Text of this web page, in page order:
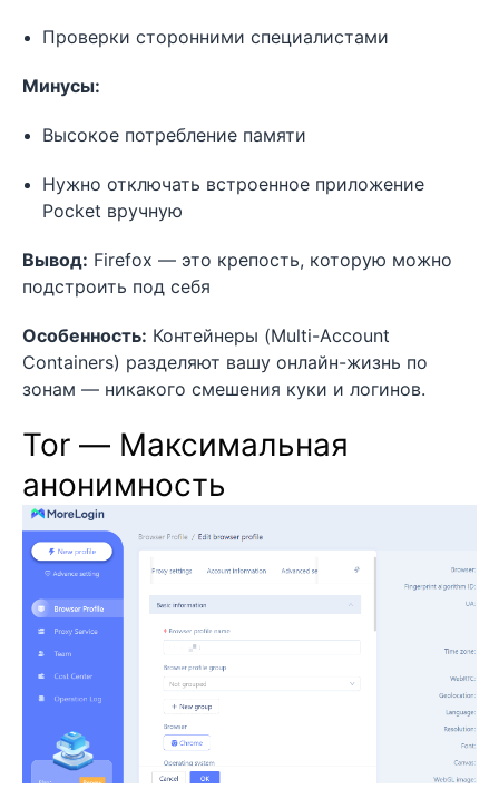
Проверки сторонними специалистами
Минусы:
Высокое потребление памяти
Нужно отключать встроенное приложение
Pocket вручную
Вывод: Firefox — это крепость, которую можно
подстроить под себя
Особенность: Контейнеры (Multi-Account
Containers) разделяют вашу онлайн-жизнь по
зонам — никакого смешения куки и логинов.
Tor — Максимальная
анонимность